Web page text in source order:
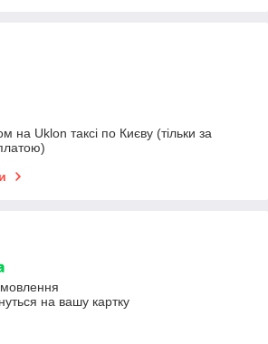
на Uklon таксі по Києву (тільки за
на вашу картку